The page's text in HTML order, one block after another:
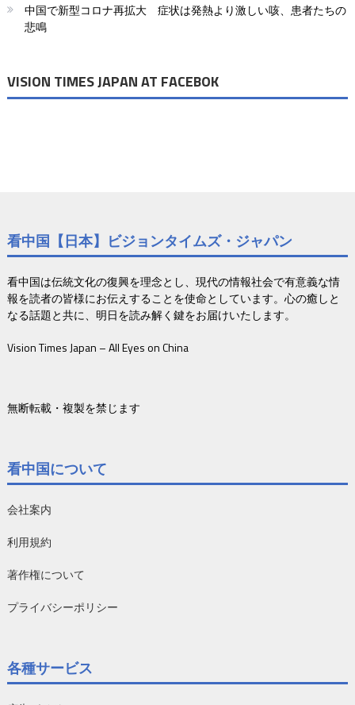
ョ
ン
中国で新型コロナ再拡大 症状は発熱より激しい咳、患者たちの
悲鳴
VISION TIMES JAPAN AT FACEBOK
看中国【日本】ビジョンタイムズ・ジャパン
看中国は伝統文化の復興を理念とし、現代の情報社会で有意義な情
報を読者の皆様にお伝えすることを使命としています。心の癒しと
なる話題と共に、明日を読み解く鍵をお届けいたします。
Vision Times Japan – All Eyes on China
無断転載・複製を禁じます
看中国について
会社案内
利用規約
著作権について
プライバシーポリシー
各種サービス